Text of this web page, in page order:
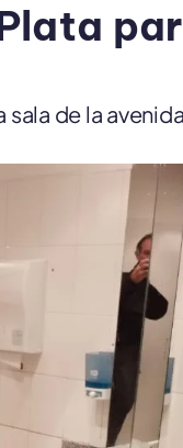
de la